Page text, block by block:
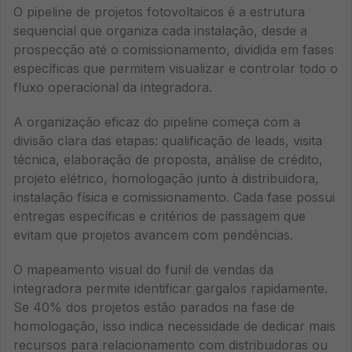
O pipeline de projetos fotovoltaicos é a estrutura
sequencial que organiza cada instalação, desde a
prospecção até o comissionamento, dividida em fases
específicas que permitem visualizar e controlar todo o
fluxo operacional da integradora.
A organização eficaz do pipeline começa com a
divisão clara das etapas: qualificação de leads, visita
técnica, elaboração de proposta, análise de crédito,
projeto elétrico, homologação junto à distribuidora,
instalação física e comissionamento. Cada fase possui
entregas específicas e critérios de passagem que
evitam que projetos avancem com pendências.
O mapeamento visual do funil de vendas da
integradora permite identificar gargalos rapidamente.
Se 40% dos projetos estão parados na fase de
homologação, isso indica necessidade de dedicar mais
recursos para relacionamento com distribuidoras ou